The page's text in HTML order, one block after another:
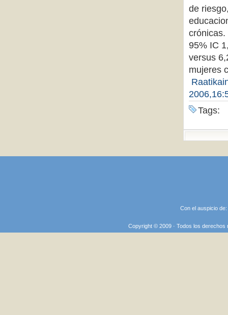
de
crónicas.
95% IC
versus
mujeres
Tags:
Con el auspicio de:
Copyright © 2009 · Todos los derechos